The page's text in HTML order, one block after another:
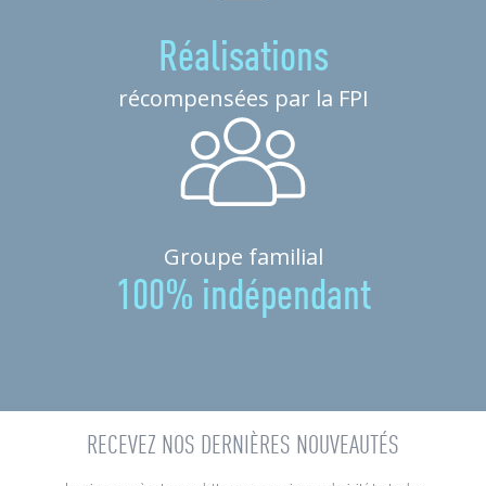
Réalisations
récompensées par la FPI
Groupe familial
100% indépendant
RECEVEZ NOS DERNIÈRES NOUVEAUTÉS